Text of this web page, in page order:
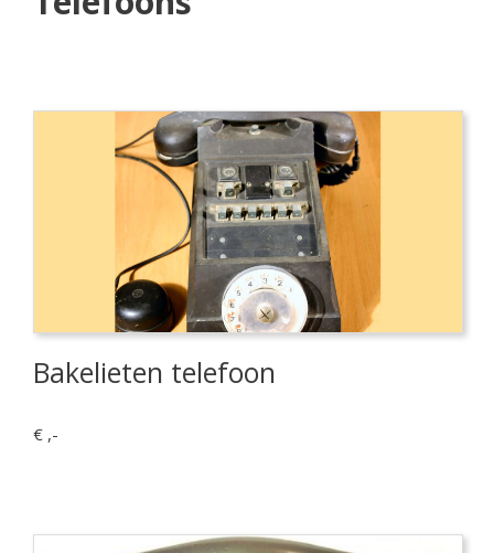
Bakelieten telefoon
€ ,-